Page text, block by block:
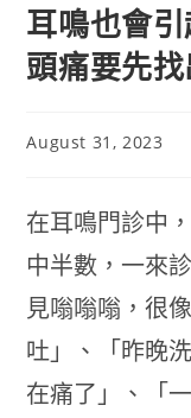
耳鳴也會
頭痛要先找
August 31, 2023
在耳鳴門診中
中半數，一來
見嗡嗡嗡，很
吐」、「昨晚
在痛了」、「